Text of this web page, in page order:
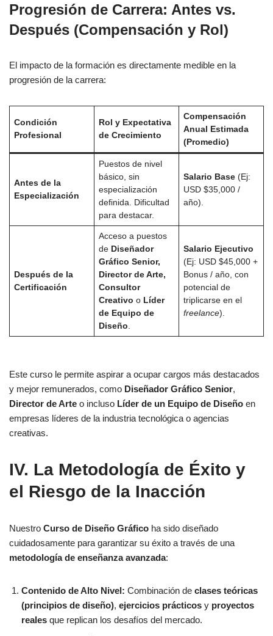
Progresión de Carrera: Antes vs.
Después (Compensación y Rol)
El impacto de la formación es directamente medible en la
progresión de la carrera:
Condición
Profesional
Rol y Expectativa
de Crecimiento
Compensación
Anual Estimada
(Promedio)
Antes de la
Especialización
Puestos de nivel
básico, sin
especialización
definida. Dificultad
para destacar.
Salario Base(Ej:
USD $35,000 /
año).
Después de la
Certificación
Acceso a puestos
de Diseñador
Gráfico Senior,
Director de Arte,
Consultor
Creativo o Líder
de Equipo de
Diseño.
Salario Ejecutivo
(Ej: USD $45,000 +
Bonus / año, con
potencial de
triplicarse en el
freelance).
Este curso le permite aspirar a ocupar cargos más destacados
y mejor remunerados, como Diseñador Gráfico Senior,
Director de Arte o incluso Líder de un Equipo de Diseño en
empresas líderes de la industria tecnológica o agencias
creativas.
IV. La Metodología de Éxito y
el Riesgo de la Inacción
Nuestro Curso de Diseño Gráfico ha sido diseñado
cuidadosamente para garantizar su éxito a través de una
metodología de enseñanza avanzada:
Contenido de Alto Nivel: Combinación de clases teóricas
(principios de diseño), ejercicios prácticos y proyectos
reales que replican los desafíos del mercado.